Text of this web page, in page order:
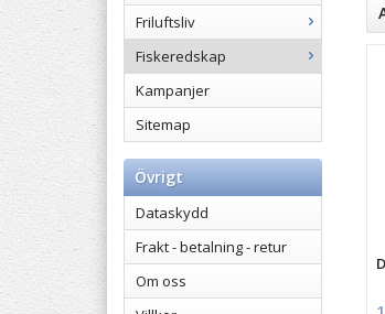
Friluftsliv
Fiskeredskap
Kampanjer
Sitemap
Övrigt
Dataskydd
Frakt - betalning - retur
Om oss